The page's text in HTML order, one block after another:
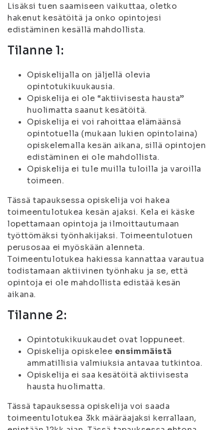
Lisäksi tuen saamiseen vaikuttaa, oletko
hakenut kesätöitä ja onko opintojesi
edistäminen kesällä mahdollista.
Tilanne 1:
Opiskelijalla on jäljellä olevia
opintotukikuukausia.
Opiskelija ei ole “aktiivisesta hausta”
huolimatta saanut kesätöitä.
Opiskelija ei voi rahoittaa elämäänsä
opintotuella (mukaan lukien opintolaina)
opiskelemalla kesän aikana, sillä opintojen
edistäminen ei ole mahdollista.
Opiskelija ei tule muilla tuloilla ja varoilla
toimeen.
Tässä tapauksessa opiskelija voi hakea
toimeentulotukea kesän ajaksi. Kela ei käske
lopettamaan opintoja ja ilmoittautumaan
työttömäksi työnhakijaksi. Toimeentulotuen
perusosaa ei myöskään alenneta.
Toimeentulotukea hakiessa kannattaa varautua
todistamaan aktiivinen työnhaku ja se, että
opintoja ei ole mahdollista edistää kesän
aikana.
Tilanne 2:
Opintotukikuukaudet ovat loppuneet.
Opiskelija opiskelee ensimmäistä
ammatillisia valmiuksia antavaa tutkintoa.
Opiskelija ei saa kesätöitä aktiivisesta
hausta huolimatta.
Tässä tapauksessa opiskelija voi saada
toimeentulotukea 3kk määräajaksi kerrallaan,